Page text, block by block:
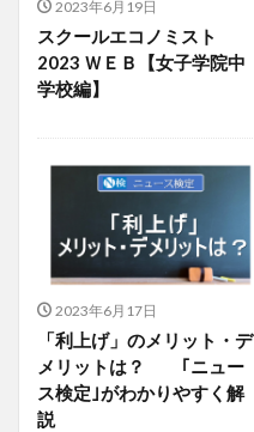
2023年6月19日
スクールエコノミスト
2023 ＷＥＢ【女子学院中
学校編】
2023年6月17日
「利上げ」のメリット・デ
メリットは？ ｢ニュー
ス検定｣がわかりやすく解
説